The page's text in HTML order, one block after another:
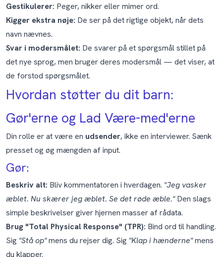
Gestikulerer: Peger, nikker eller mimer ord.
Kigger ekstra nøje: De ser på det rigtige objekt, når dets
navn nævnes.
Svar i modersmålet: De svarer på et spørgsmål stillet på
det nye sprog, men bruger deres modersmål — det viser, at
de forstod spørgsmålet.
Hvordan støtter du dit barn:
Gør'erne og Lad Være-med'erne
Din rolle er at være en udsender, ikke en interviewer. Sænk
presset og øg mængden af input.
Gør:
Beskriv alt: Bliv kommentatoren i hverdagen. "Jeg vasker
æblet. Nu skærer jeg æblet. Se det røde æble."Den slags
simple beskrivelser giver hjernen masser af rådata.
Brug "Total Physical Response" (TPR): Bind ord til handling.
Sig "Stå op"mens du rejser dig. Sig "Klap i hænderne"mens
du klapper.